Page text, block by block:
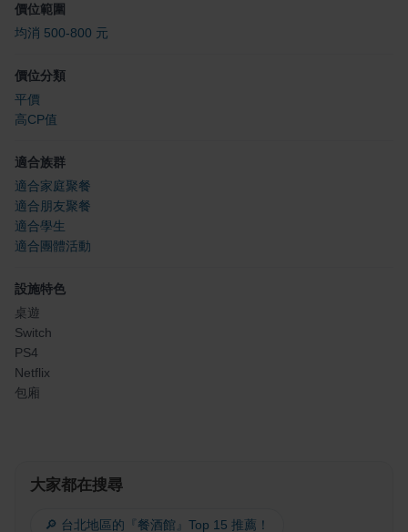
價位範圍
均消 500-800 元
價位分類
平價
高CP值
適合族群
適合家庭聚餐
適合朋友聚餐
適合學生
適合團體活動
設施特色
桌遊
Switch
PS4
Netflix
包廂
大家都在搜尋
🔎 台北地區的『餐酒館』Top 15 推薦！